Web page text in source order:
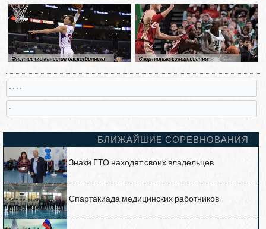
БЛИЖАЙШИЕ СОРЕВНОВАНИЯ
Знаки ГТО находят своих владельцев
Спартакиада медицинских работников